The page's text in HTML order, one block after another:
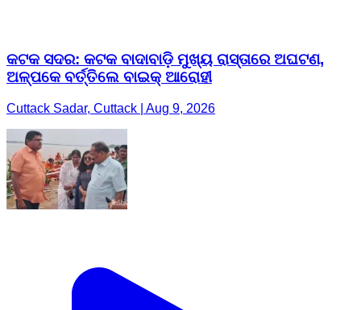
କଟକ ସଦର: କଟକ ବାଦାବାଡ଼ି ମୁଖ୍ୟ ରାସ୍ତାରେ ଅଘଟଣ,
ଅଳ୍ପକେ ବର୍ତ୍ତିଲେ ବାଇକ୍ ଆରୋହୀ
Cuttack Sadar, Cuttack | Aug 9, 2026